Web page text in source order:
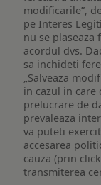
modificarile”,
pe Interes
nu se plaseaza
acordul dvs.
sa inchideti
„Salveaza
in cazul in care
prelucrare de
prevaleaza
va puteti
accesarea
cauza (prin
transmiterea